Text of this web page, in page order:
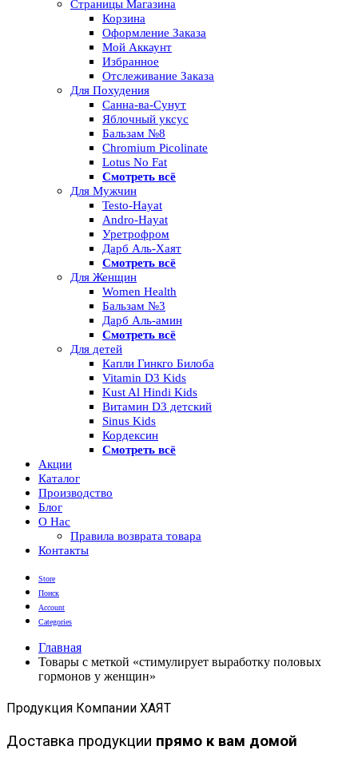
Страницы Магазина
Корзина
Оформление Заказа
Мой Аккаунт
Избранное
Отслеживание Заказа
Для Похудения
Санна-ва-Сунут
Яблочный уксус
Бальзам №8
Chromium Picolinate
Lotus No Fat
Смотреть всё
Для Мужчин
Testo-Hayat
Andro-Hayat
Уретрофром
Дарб Аль-Хаят
Смотреть всё
Для Женщин
Women Health
Бальзам №3
Дарб Аль-амин
Смотреть всё
Для детей
Капли Гинкго Билоба
Vitamin D3 Kids
Kust Al Hindi Kids
Витамин D3 детский
Sinus Kids
Кордексин
Смотреть всё
Акции
Каталог
Производство
Блог
О Нас
Правила возврата товара
Контакты
Store
Поиск
Account
Categories
Главная
Товары с меткой «стимулирует выработку половых
гормонов у женщин»
Продукция Компании ХАЯТ
Доставка продукции прямо к вам домой